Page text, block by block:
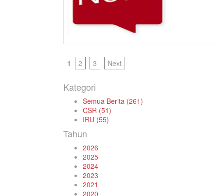
1 2 3 Next
Kategori
Semua Berita (261)
CSR (51)
IRU (55)
Tahun
2026
2025
2024
2023
2021
2020